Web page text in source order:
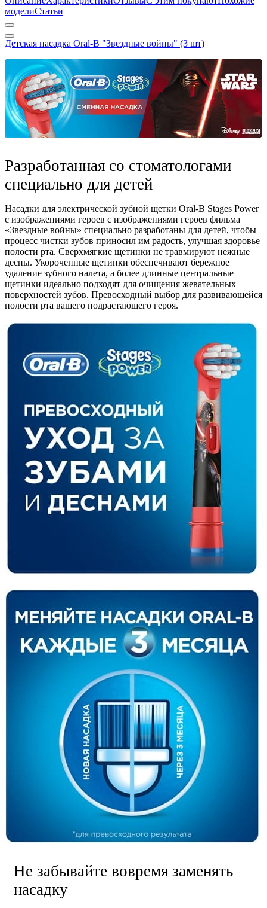
моделиСтатьи
Детская насадка Oral-B "Звездные войны" (3 шт)
Разработанная со стоматологами
специально для детей
Насадки для электрической зубной щетки Oral-B Stages Power
с изображениями героев c изображениями героев фильма
«Звездные войны» специально разработаны для детей, чтобы
процесс чистки зубов приносил им радость, улучшая здоровье
полости рта. Сверхмягкие щетинки не травмируют нежные
десны. Укороченные щетинки обеспечивают бережное
удаление зубного налета, а более длинные центральные
щетинки идеально подходят для очищения жевательных
поверхностей зубов. Превосходный выбор для развивающейся
полости рта вашего подрастающего героя.
Не забывайте вовремя заменять
насадку